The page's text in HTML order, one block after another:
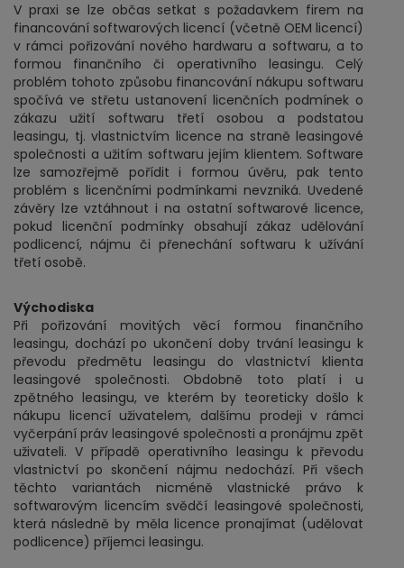
V praxi se lze občas setkat s požadavkem firem na
financování softwarových licencí (včetně OEM licencí)
v rámci pořizování nového hardwaru a softwaru, a to
formou finančního či operativního leasingu. Celý
problém tohoto způsobu financování nákupu softwaru
spočívá ve střetu ustanovení licenčních podmínek o
zákazu užití softwaru třetí osobou a podstatou
leasingu, tj. vlastnictvím licence na straně leasingové
společnosti a užitím softwaru jejím klientem. Software
lze samozřejmě pořídit i formou úvěru, pak tento
problém s licenčními podmínkami nevzniká. Uvedené
závěry lze vztáhnout i na ostatní softwarové licence,
pokud licenční podmínky obsahují zákaz udělování
podlicencí, nájmu či přenechání softwaru k užívání
třetí osobě.
Východiska
Při pořizování movitých věcí formou finančního
leasingu, dochází po ukončení doby trvání leasingu k
převodu předmětu leasingu do vlastnictví klienta
leasingové společnosti. Obdobně toto platí i u
zpětného leasingu, ve kterém by teoreticky došlo k
nákupu licencí uživatelem, dalšímu prodeji v rámci
vyčerpání práv leasingové společnosti a pronájmu zpět
uživateli. V případě operativního leasingu k převodu
vlastnictví po skončení nájmu nedochází. Při všech
těchto variantách nicméně vlastnické právo k
softwarovým licencím svědčí leasingové společnosti,
která následně by měla licence pronajímat (udělovat
podlicence) příjemci leasingu.